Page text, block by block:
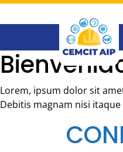
Saltar
principal
Lorem, ipsum dolor sit
Debitis magnam nisi